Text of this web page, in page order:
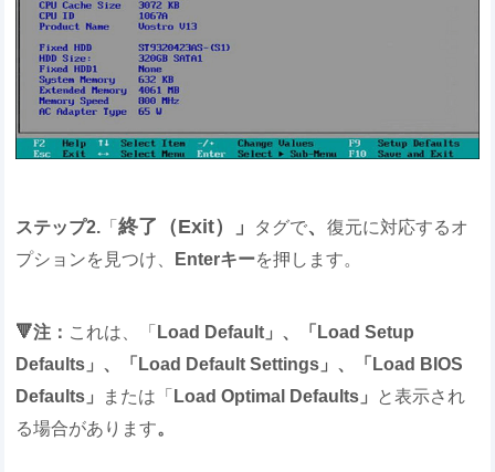
ステップ2. 「終了（Exit）」 タグで、復元に対応するオ
プションを見つけ、
Enterキーを押します。
🔻注： これは、「 Load Default」、「Load Setup
Defaults」、「Load Default Settings」、「Load BIOS
Defaults」
または「 Load Optimal Defaults」
と表示され
る場合があります。